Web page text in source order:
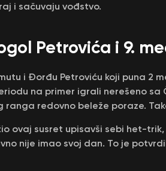
i sačuvaju vođstvo.
Petrovića i 9.
i Đorđu Petroviću koji puna 2
na primer igrali nerešeno sa
ranga redovno beleže poraze.
ovaj susret upisavši sebi het-
nije imao svoj dan. To je